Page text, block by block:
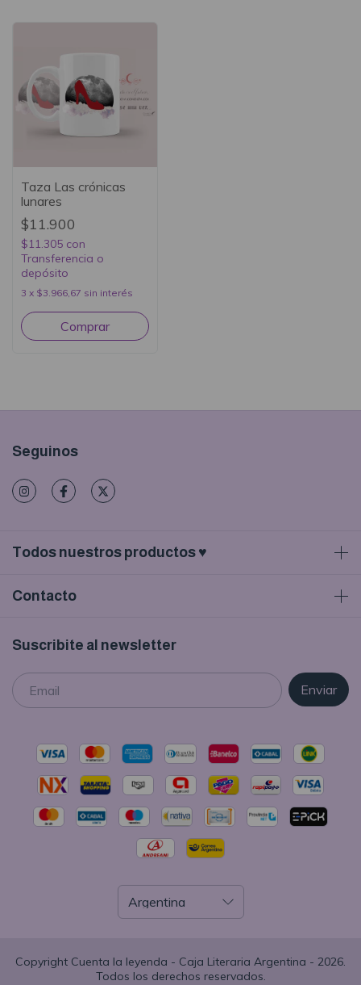
Taza Las crónicas
lunares
$11.900
$11.305 con
Transferencia o
depósito
3 x $3.966,67 sin interés
Seguinos
Todos nuestros productos ♥
Contacto
Suscribite al newsletter
Copyright Cuenta la leyenda - Caja Literaria Argentina - 2026.
Todos los derechos reservados.